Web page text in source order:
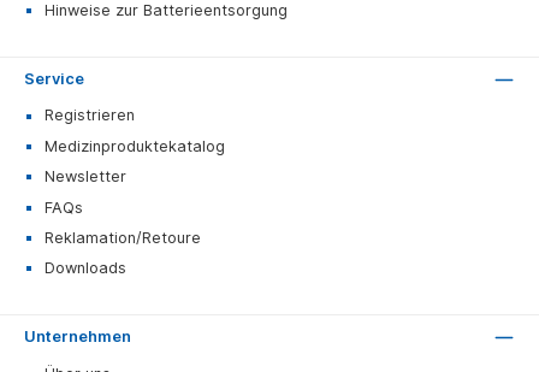
Hinweise zur Batterieentsorgung
Service
Registrieren
Medizinproduktekatalog
Newsletter
FAQs
Reklamation/Retoure
Downloads
Unternehmen